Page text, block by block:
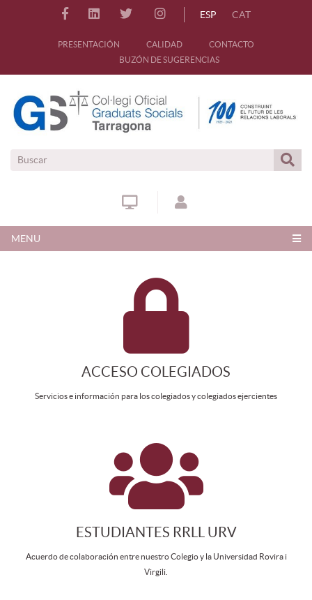
ESP CAT
PRESENTACIÓN CALIDAD
CONTACTO
BUZÓN DE SUGERENCIAS
MENU
ACCESO COLEGIADOS
Servicios e información para los colegiados y colegiados ejercientes
ESTUDIANTES RRLL URV
Acuerdo de colaboración entre nuestro Colegio y la Universidad Rovira i
Virgili.